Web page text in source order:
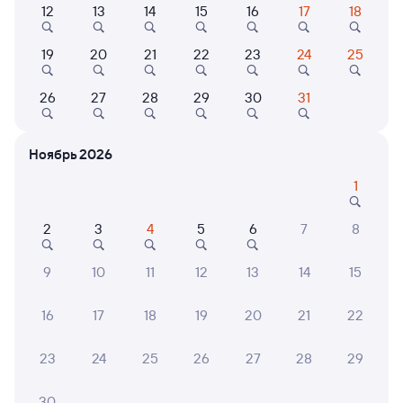
Найдём билет на поезд за вас
Даже если сейчас нет мест
Искать билеты
Измайлово Бета Квадро
12 13 14 15 16 17 18
19 20 21 22 23 24 25
26 27 28 29 30 31
Ноябрь 2026
1
2 3 4 5 6 7 8
9 10 11 12 13 14 15
16 17 18 19 20 21 22
23 24 25 26 27 28 29